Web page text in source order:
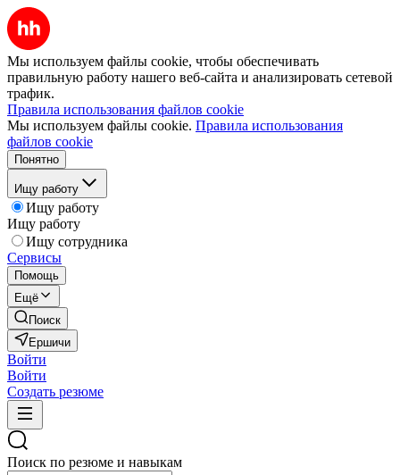
Мы используем файлы cookie, чтобы обеспечивать
правильную работу нашего веб-сайта и анализировать сетевой
трафик.
Правила использования файлов cookie
Мы используем файлы cookie. Правила использования
файлов cookie
Понятно
Ищу работу
Ищу работу
Ищу работу
Ищу сотрудника
Сервисы
Помощь
Ещё
Поиск
Ершичи
Войти
Войти
Создать резюме
Поиск по резюме и навыкам